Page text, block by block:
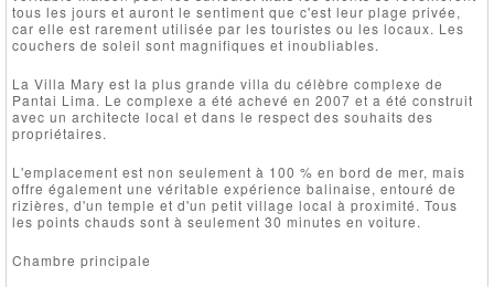
tous les jours et auront le sentiment que c'est leur plage privée,
car elle est rarement utilisée par les touristes ou les locaux. Les
couchers de soleil sont magnifiques et inoubliables.
La Villa Mary est la plus grande villa du célèbre complexe de
Pantai Lima. Le complexe a été achevé en 2007 et a été construit
avec un architecte local et dans le respect des souhaits des
propriétaires.
L'emplacement est non seulement à 100 % en bord de mer, mais
offre également une véritable expérience balinaise, entouré de
rizières, d'un temple et d'un petit village local à proximité. Tous
les points chauds sont à seulement 30 minutes en voiture.
Chambre principale